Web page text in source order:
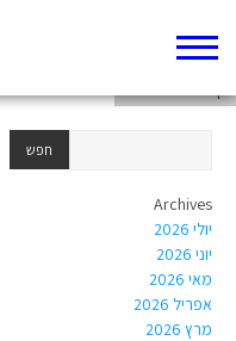
Archives
יולי 2026
יוני 2026
מאי 2026
אפריל 2026
מרץ 2026